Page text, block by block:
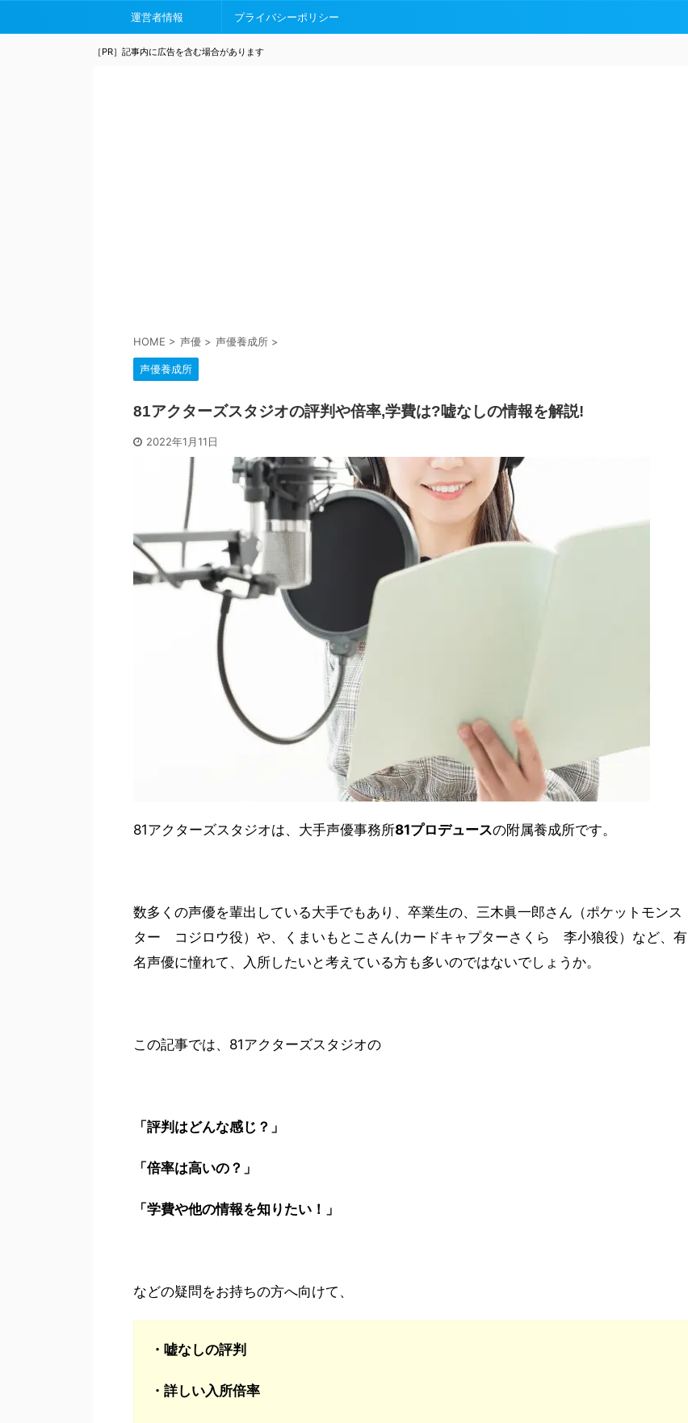
運営者情報 プライバシーポリシー
［PR］記事内に広告を含む場合があります
HOME > 声優 > 声優養成所 >
声優養成所
81アクターズスタジオの評判や倍率,学費は?嘘なしの情報を解説!
2022年1月11日
81アクターズスタジオは、大手声優事務所81プロデュースの附属養成所です。
数多くの声優を輩出している大手でもあり、卒業生の、三木眞一郎さん（ポケットモンス
ター コジロウ役）や、くまいもとこさん(カードキャプターさくら 李小狼役）など、有
名声優に憧れて、入所したいと考えている方も多いのではないでしょうか。
この記事では、81アクターズスタジオの
「評判はどんな感じ？」
「倍率は高いの？」
「学費や他の情報を知りたい！」
などの疑問をお持ちの方へ向けて、
・嘘なしの評判
・詳しい入所倍率